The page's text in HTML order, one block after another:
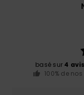
basé sur 4
100% de